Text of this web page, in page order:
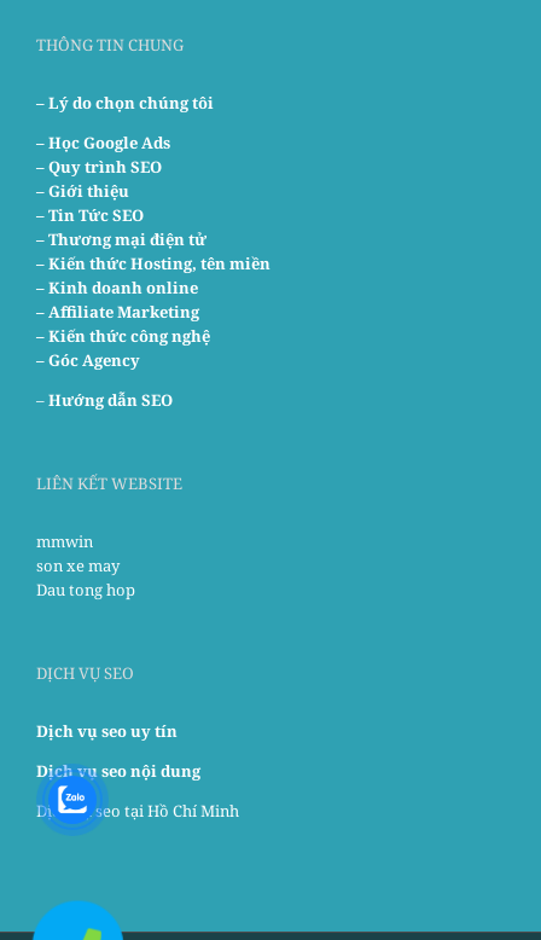
THÔNG TIN CHUNG
– Lý do chọn chúng tôi
–Học Google Ads
– Quy trình SEO
– Giới thiệu
– Tin Tức SEO
– Thương mại điện tử
– Kiến thức Hosting, tên miền
– Kinh doanh online
– Affiliate Marketing
– Kiến thức công nghệ
– Góc Agency
–Hướng dẫn SEO
LIÊN KẾT WEBSITE
mmwin
son xe may
Dau tong hop
DỊCH VỤ SEO
Dịch vụ seo uy tín
Dịch vụ seo nội dung
Dịch vụ seo tại Hồ Chí Minh